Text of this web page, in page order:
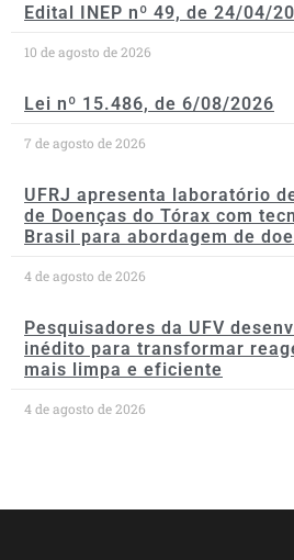
Edital INEP nº 49, de 24/04/
10 de agosto de 2026
Lei nº 15.486, de 6/08/2026
7 de agosto de 2026
UFRJ apresenta laboratório
de Doenças do Tórax com
Brasil para abordagem de
4 de agosto de 2026
Pesquisadores da UFV
inédito para transformar
mais limpa e eficiente
4 de agosto de 2026